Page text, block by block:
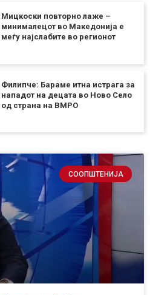
Мицкоски повторно лаже –
минималецот во Македонија е
меѓу најслабите во регионот
Филипче: Бараме итна истрага за
нападот на децата во Ново Село
од страна на ВМРО
СООПШТЕНИЈА